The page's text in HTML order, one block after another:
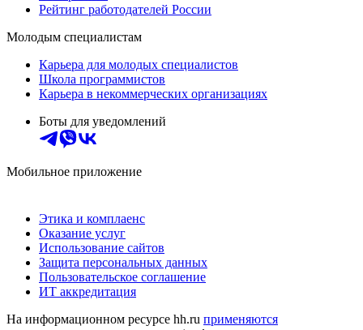
Рейтинг работодателей России
Молодым специалистам
Карьера для молодых специалистов
Школа программистов
Карьера в некоммерческих организациях
Боты для уведомлений
Мобильное приложение
Этика и комплаенс
Оказание услуг
Использование сайтов
Защита персональных данных
Пользовательское соглашение
ИТ аккредитация
На информационном ресурсе hh.ru применяются